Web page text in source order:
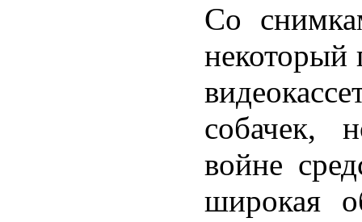
Со
некоторый
собачек,
войне
широкая